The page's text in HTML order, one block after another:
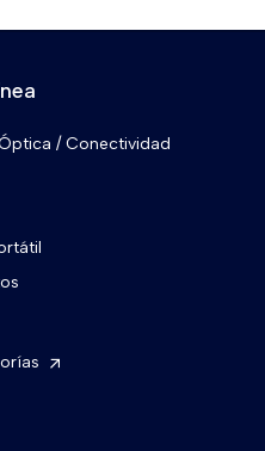
/ Conectividad